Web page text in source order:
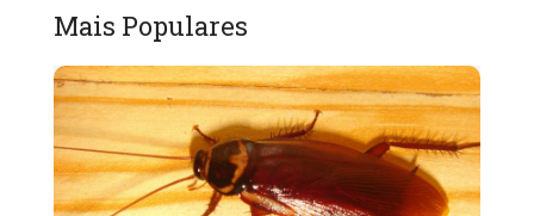
Mais Populares